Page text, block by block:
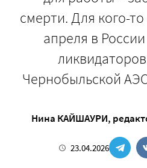
смерти. Для кого-
апреля в
Чернобыльской
Нина КАЙШАУРИ,
23.04.2026